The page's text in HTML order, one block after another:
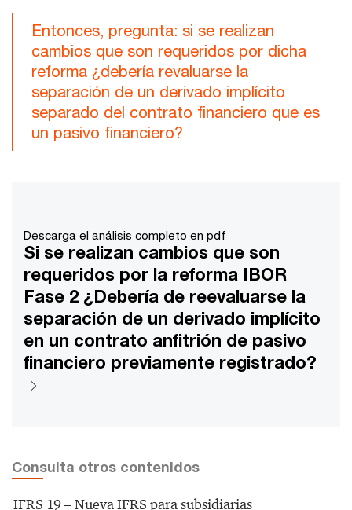
Entonces, pregunta: si se realizan
cambios que son requeridos por dicha
reforma ¿debería revaluarse la
separación de un derivado implícito
separado del contrato financiero que es
un pasivo financiero?
Descarga el análisis completo en pdf
Si se realizan cambios que son
requeridos por la reforma IBOR
Fase 2 ¿Debería de reevaluarse la
separación de un derivado implícito
en un contrato anfitrión de pasivo
financiero previamente registrado?
Consulta otros contenidos
IFRS 19 – Nueva IFRS para subsidiarias